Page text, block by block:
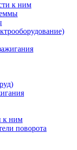
к ним
к ним
поворота